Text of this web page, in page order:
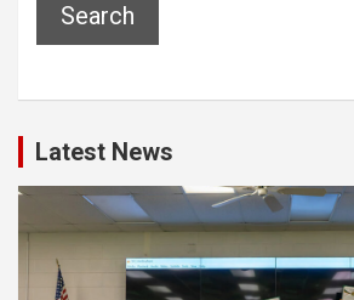
Search
Latest News